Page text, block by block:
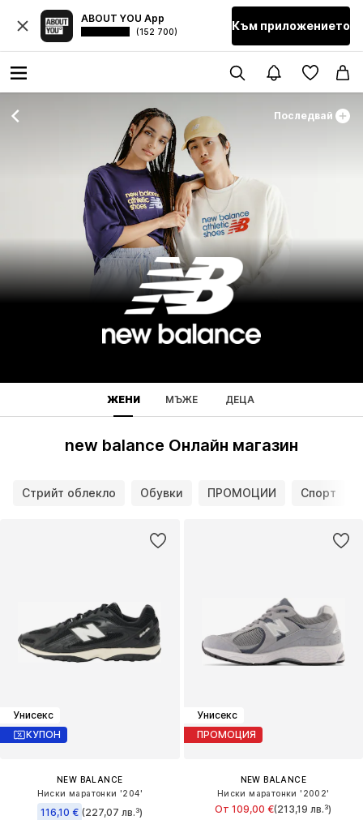
ABOUT YOU App
(152 700) Към приложението
Последвай
ЖЕНИ МЪЖЕ ДЕЦА
new balance Онлайн магазин
Стрийт облекло Обувки ПРОМОЦИИ Спорт
Унисекс
КУПОН
NEW BALANCE
Ниски маратонки '204'
116,10 € (227,07 лв.³)
Унисекс
ПРОМОЦИЯ
NEW BALANCE
Ниски маратонки '2002'
От 109,00 €(213,19 лв.³)